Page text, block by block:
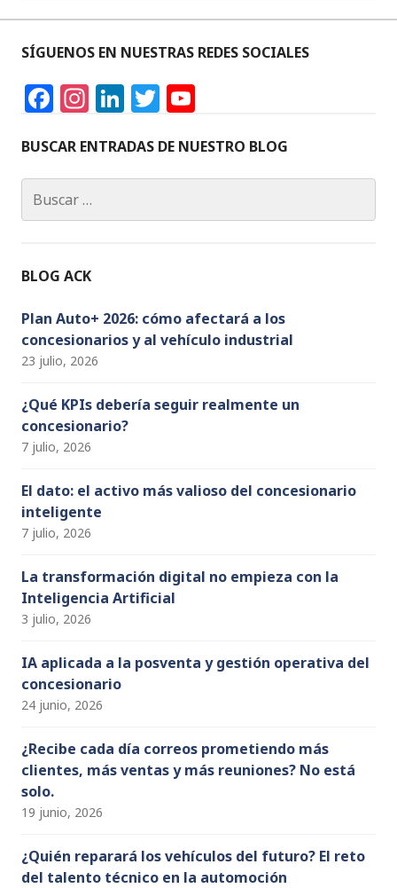
SÍGUENOS EN NUESTRAS REDES SOCIALES
F
c
e
b
o
In
a
g
ra
Li
k
e
dI
T
it
te
r
u
T
u
h
a
n
BUSCAR ENTRADAS DE NUESTRO BLOG
BLOG ACK
Plan Auto+ 2026: cómo afectará a los
concesionarios y al vehículo industrial
23 julio, 2026
¿Qué KPIs debería seguir realmente un
concesionario?
7 julio, 2026
El dato: el activo más valioso del concesionario
inteligente
7 julio, 2026
La transformación digital no empieza con la
Inteligencia Artificial
3 julio, 2026
IA aplicada a la posventa y gestión operativa del
concesionario
24 junio, 2026
¿Recibe cada día correos prometiendo más
clientes, más ventas y más reuniones? No está
solo.
19 junio, 2026
¿Quién reparará los vehículos del futuro? El reto
del talento técnico en la automoción